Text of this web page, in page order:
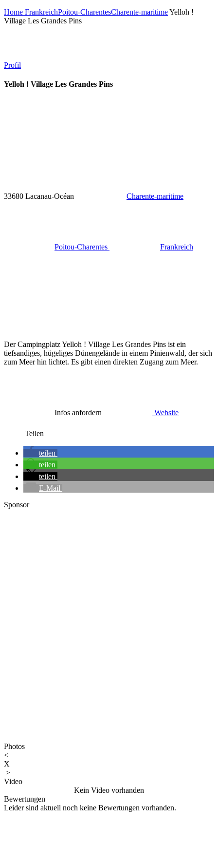
Home FrankreichPoitou-CharentesCharente-maritimeYelloh !
Village Les Grandes Pins
Profil
Yelloh ! Village Les Grandes Pins
33680 Lacanau-Océan Charente-maritime
Poitou-Charentes Frankreich
Der Campingplatz Yelloh ! Village Les Grandes Pins ist ein
tiefsandiges, hügeliges Dünengelände in einem Pinienwald, der sich
zum Meer hin lichtet. Es gibt einen direkten Zugang zum Meer.
Infos anfordern Website
Teilen
teilen
teilen
teilen
E-Mail
Sponsor
Photos
<
X
>
Video
Kein Video vorhanden
Bewertungen
Leider sind aktuell noch keine Bewertungen vorhanden.